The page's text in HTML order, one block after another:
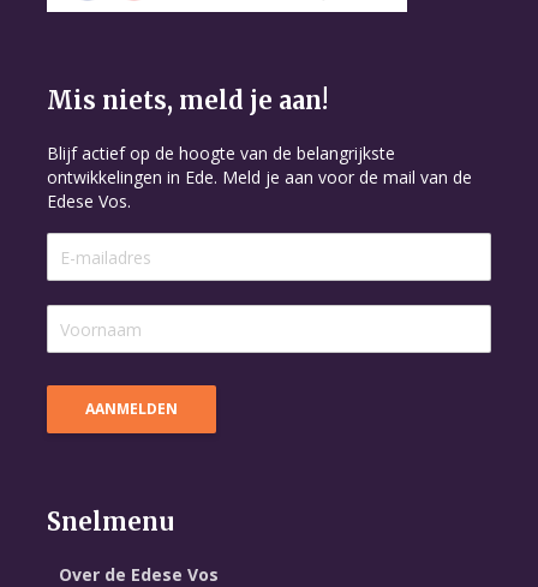
Mis niets, meld je aan!
Blijf actief op de hoogte van de belangrijkste
ontwikkelingen in Ede. Meld je aan voor de mail van de
Edese Vos.
Snelmenu
Over de Edese Vos